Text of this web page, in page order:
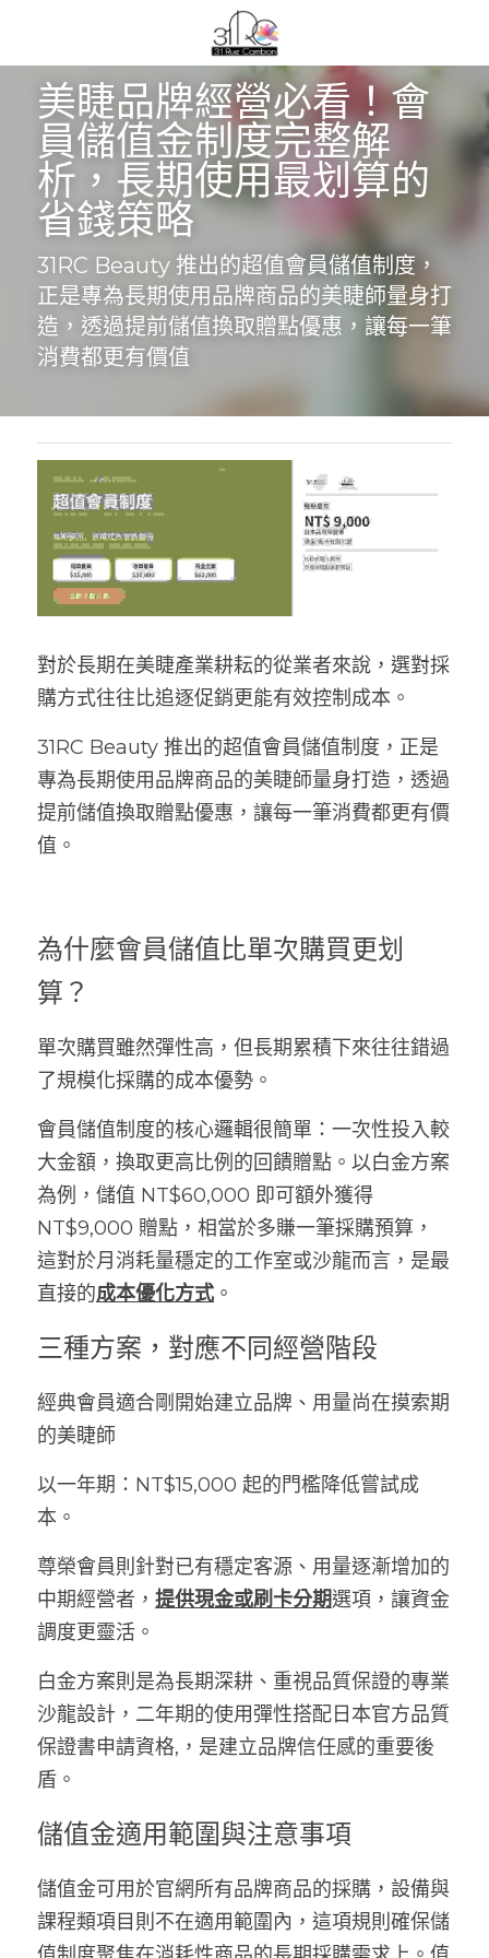
美睫品牌經營必看！會
員儲值金制度完整解
析，長期使用最划算的
省錢策略
31RC Beauty 推出的超值會員儲值制度，
正是專為長期使用品牌商品的美睫師量身打
造，透過提前儲值換取贈點優惠，讓每一筆
消費都更有價值
對於長期在美睫產業耕耘的從業者來說，選對採
購方式往往比追逐促銷更能有效控制成本。
31RC Beauty 推出的超值會員儲值制度，正是
專為長期使用品牌商品的美睫師量身打造，透過
提前儲值換取贈點優惠，讓每一筆消費都更有價
值。
為什麼會員儲值比單次購買更划
算？
單次購買雖然彈性高，但長期累積下來往往錯過
了規模化採購的成本優勢。
會員儲值制度的核心邏輯很簡單：一次性投入較
大金額，換取更高比例的回饋贈點。以白金方案
為例，儲值 NT$60,000 即可額外獲得
NT$9,000 贈點，相當於多賺一筆採購預算，
這對於月消耗量穩定的工作室或沙龍而言，是最
直接的成本優化方式 。
三種方案，對應不同經營階段
經典會員適合剛開始建立品牌、用量尚在摸索期
的美睫師
以一年期：NT$15,000 起的門檻降低嘗試成
本。
尊榮會員則針對已有穩定客源、用量逐漸增加的
中期經營者， 提供現金或刷卡分期選項，讓資金
調度更靈活。
白金方案則是為長期深耕、重視品質保證的專業
沙龍設計，二年期的使用彈性搭配日本官方品質
保證書申請資格,，是建立品牌信任感的重要後
盾。
儲值金適用範圍與注意事項
儲值金可用於官網所有品牌商品的採購，設備與
課程類項目則不在適用範圍內，這項規則確保儲